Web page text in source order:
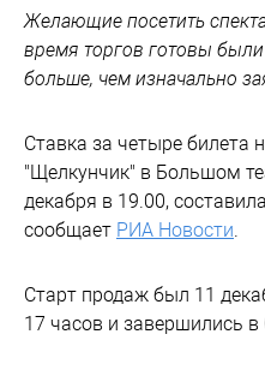
Желающие посетить
время торгов готовы были
больше, чем изначально
Ставка за четыре билета
"Щелкунчик" в Большом
декабря в 19.00,
сообщает РИА Новости.
Старт продаж был 11
17 часов и завершились